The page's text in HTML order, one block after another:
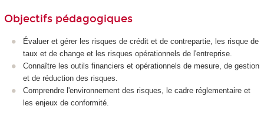
Objectifs pédagogiques
Évaluer et gérer les risques de crédit et de contrepartie, les risque de
taux et de change et les risques opérationnels de l'entreprise.
Connaître les outils financiers et opérationnels de mesure, de gestion
et de réduction des risques.
Comprendre l'environnement des risques, le cadre réglementaire et
les enjeux de conformité.